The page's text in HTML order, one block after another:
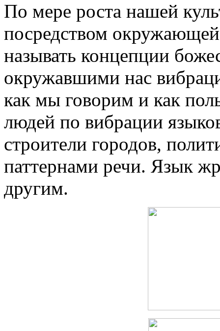
По мере роста нашей
посредством
называть концепции
окружавшими нас
как мы говорим и как
людей по вибрации
строители городов,
паттернами речи. Язык
другим.